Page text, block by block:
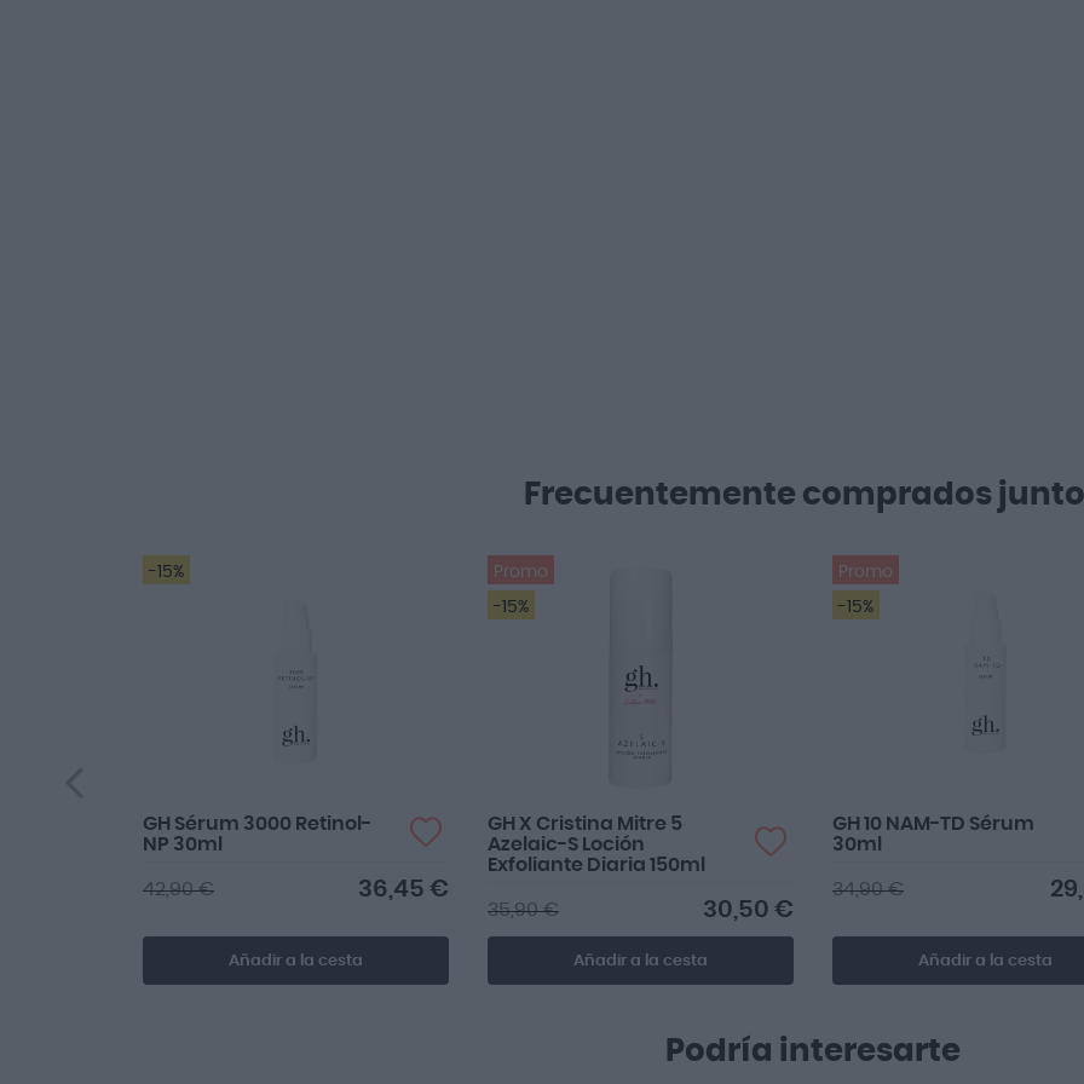
Frecuentemente comprados
-15%
GH Sérum 3000 Retinol-
NP 30ml
36,45 €
42,90 €
Añadir a la cesta
Promo
-15%
GH X Cristina Mitre 5
Azelaic-S Loción
Exfoliante Diaria 150ml
30,50 €
35,90 €
Añadir a la cesta
Promo
-15%
GH 10 NAM-TD Sérum
30ml
34,90 €
Añadir a la cesta
Podría interesarte